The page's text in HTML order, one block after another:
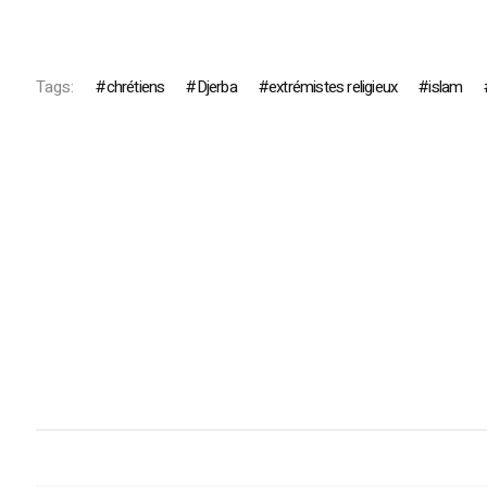
Tags: chrétiens Djerba extrémistes religieux islam